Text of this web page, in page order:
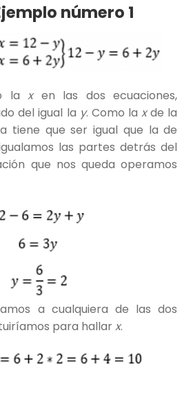
número 1
laxen las dos ecuaciones,
del igual la y. Como laxde la
tiene que ser igual que la de
las partes detrás del
que nos queda operamos
a cualquiera de las dos
para hallarx.